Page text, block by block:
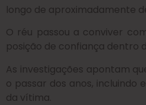
longo de aproximadamente
O réu passou a conviver
posição de confiança dentro
As investigações apontam
o passar dos anos, incluindo
da vítima.